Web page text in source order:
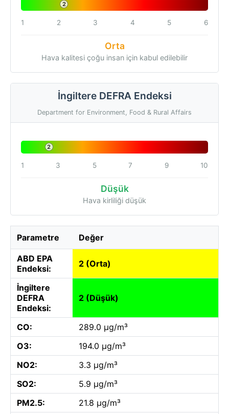
2
1 2 3 4 5 6
Orta
Hava kalitesi çoğu insan için kabul edilebilir
İngiltere DEFRA Endeksi
Department for Environment, Food & Rural Affairs
2
1 3 5 7 9 10
Düşük
Hava kirliliği düşük
Parametre Değer
ABD EPA
Endeksi:
2 (Orta)
İngiltere
DEFRA
Endeksi:
2 (Düşük)
CO:
289.0 µg/m³
O3:
194.0 µg/m³
NO2:
3.3 µg/m³
SO2:
5.9 µg/m³
PM2.5:
21.8 µg/m³